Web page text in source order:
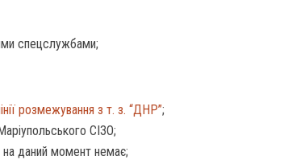
спецслужбами;
розмежування з т. з. “ДНР”;
СІЗО;
на даний момент немає;